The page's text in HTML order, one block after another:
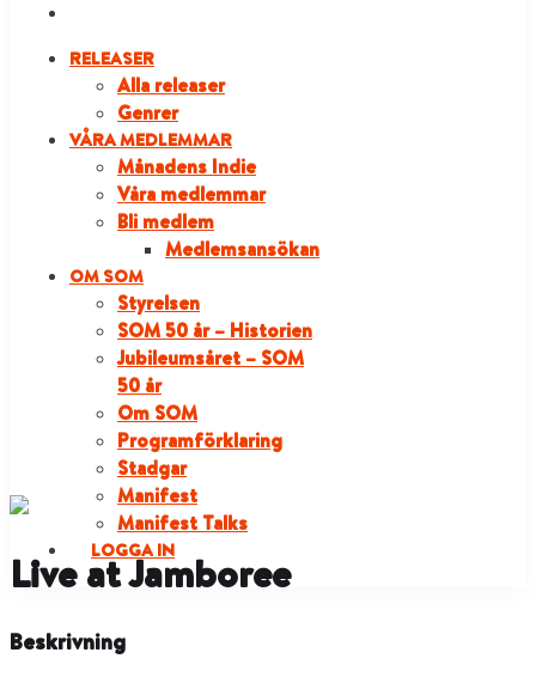
RELEASER
Alla releaser
Genrer
VÅRA MEDLEMMAR
Månadens Indie
Våra medlemmar
Bli medlem
Medlemsansökan
OM SOM
Styrelsen
SOM 50 år – Historien
Jubileumsåret – SOM
50 år
Om SOM
Programförklaring
Stadgar
Manifest
Manifest Talks
LOGGA IN
Live at Jamboree
Beskrivning